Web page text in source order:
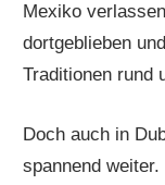
Mexiko
dortgeblieben
Traditionen rund
Doch auch in
spannend